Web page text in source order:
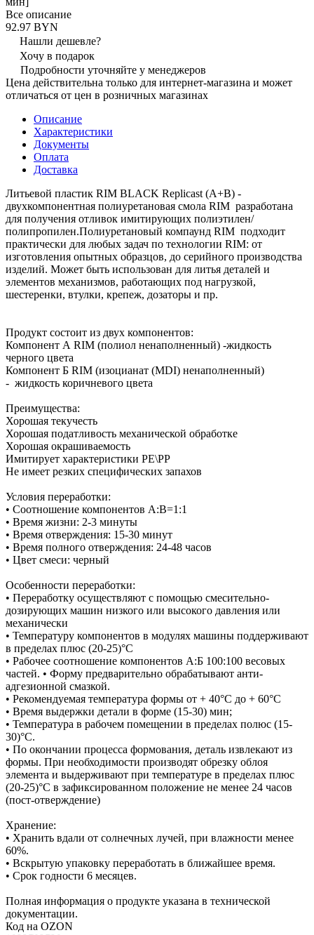
Все описание
92.97 BYN
Нашли дешевле?
Хочу в подарок
Подробности уточняйте у менеджеров
Цена действительна только для интернет-магазина и может
отличаться от цен в розничных магазинах
Описание
Характеристики
Документы
Оплата
Доставка
Литьевой пластик RIM BLACK Replicast (А+В) -
двухкомпонентная полиуретановая смола RIM разработана
для получения отливок имитирующих полиэтилен/
полипропилен.Полиуретановый компаунд RIM подходит
практически для любых задач по технологии RIM: от
изготовления опытных образцов, до серийного производства
изделий. Может быть использован для литья деталей и
элементов механизмов, работающих под нагрузкой,
шестеренки, втулки, крепеж, дозаторы и пр.
Продукт состоит из двух компонентов:
Компонент А RIM (полиол ненаполненный) -жидкость
черного цвета
Компонент Б RIM (изоцианат (MDI) ненаполненный)
- жидкость коричневого цвета
Преимущества:
Хорошая текучесть
Хорошая податливость механической обработке
Хорошая окрашиваемость
Имитирует характеристики PE\PP
Не имеет резких специфических запахов
Условия переработки:
• Соотношение компонентов А:В=1:1
• Время жизни: 2-3 минуты
• Время отверждения: 15-30 минут
• Время полного отверждения: 24-48 часов
• Цвет смеси: черный
Особенности переработки:
• Переработку осуществляют с помощью смесительно-
дозирующих машин низкого или высокого давления или
механически
• Температуру компонентов в модулях машины поддерживают
в пределах плюс (20-25)°С
• Рабочее соотношение компонентов А:Б 100:100 весовых
частей. • Форму предварительно обрабатывают анти-
адгезионной смазкой.
• Рекомендуемая температура формы от + 40°С до + 60°С
• Время выдержки детали в форме (15-30) мин;
• Температура в рабочем помещении в пределах полюс (15-
30)°С.
• По окончании процесса формования, деталь извлекают из
формы. При необходимости производят обрезку облоя
элемента и выдерживают при температуре в пределах плюс
(20-25)°С в зафиксированном положение не менее 24 часов
(пост-отверждение)
Хранение:
• Хранить вдали от солнечных лучей, при влажности менее
60%.
• Вскрытую упаковку переработать в ближайшее время.
• Срок годности 6 месяцев.
Полная информация о продукте указана в технической
документации.
Код на OZON